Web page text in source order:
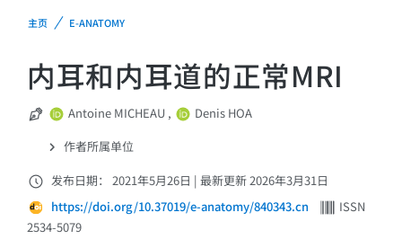
主页 E-ANATOMY
内耳和内耳道的正常MRI
Antoine MICHEAU ,
Denis HOA
作者所属单位
发布日期： 2021年5月26日 | 最新更新 2026年3月31日
https://doi.org/10.37019/e-anatomy/840343.cn
ISSN
2534-5079